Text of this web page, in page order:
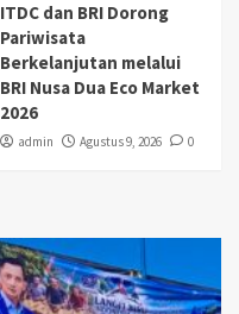
ITDC dan BRI Dorong
Pariwisata
Berkelanjutan melalui
BRI Nusa Dua Eco Market
2026
admin Agustus 9, 2026 0